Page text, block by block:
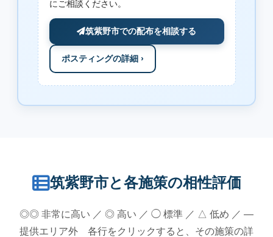
にご相談ください。
筑紫野市での配布を相談する
ポスティングの詳細 ›
筑紫野市と各施策の相性評価
◎◎ 非常に高い ／ ◎ 高い ／ ◯ 標準 ／ △ 低め ／ —
提供エリア外 各行をクリックすると、その施策の詳